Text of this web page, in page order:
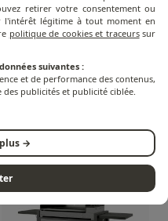
Premium Electric
Plancha - Stainless
retirer votre consentement ou
l'intérêt légitime à tout moment en
politique de cookies et traceurssur
suivantes :
et de performance des contenus,
publicités et publicité ciblée.
→